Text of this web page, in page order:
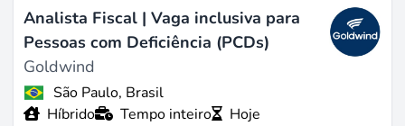
Escala
Mais de 10.000 funcionários em todo o mundo
(source:
linkedin.com
). Receita de 6,7 bilhões de
dólares em 2024 (source:
O Que Fazem
Analista Fiscal | Vaga inclusiva para
Pessoas com Deficiência (PCDs)
Goldwind
São Paulo, Brasil
Híbrido
Tempo inteiro
Hoje